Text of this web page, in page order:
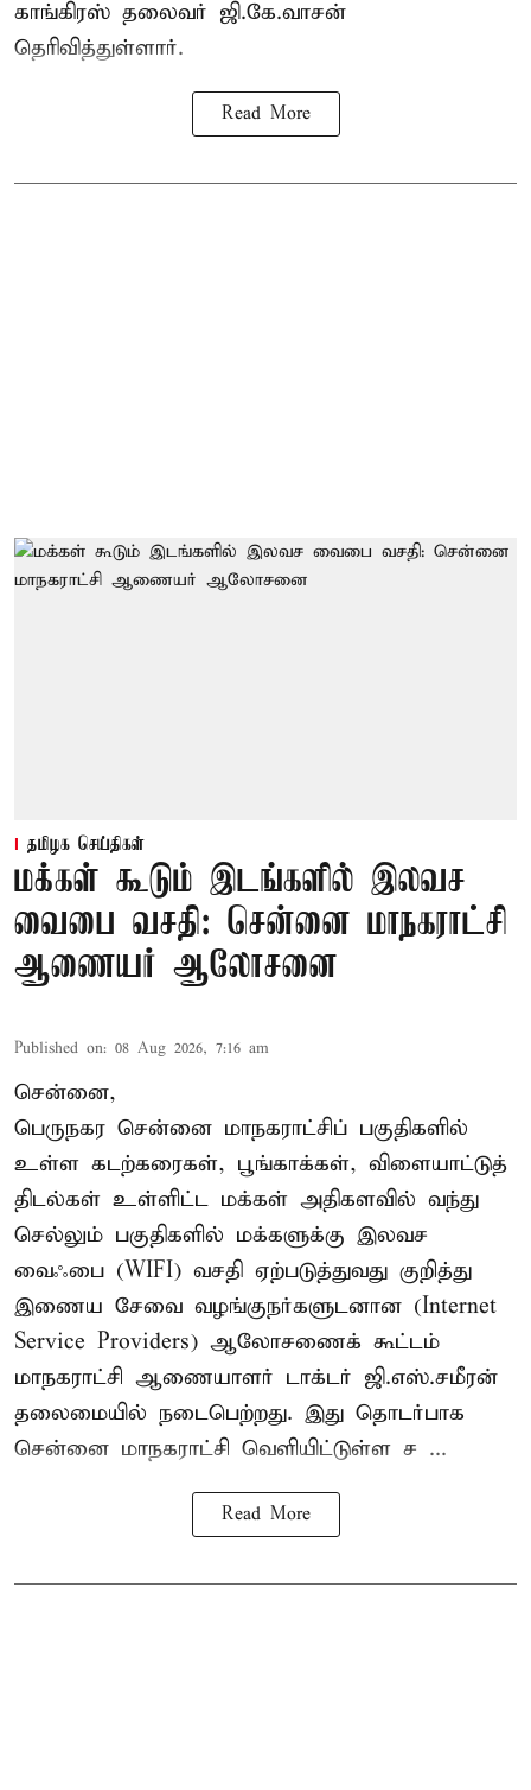
காங்கிரஸ் தலைவர் ஜி.கே.வாசன்
தெரிவித்துள்ளார்.
Read More
தமிழக செய்திகள்
மக்கள் கூடும் இடங்களில் இலவச
வைபை வசதி: சென்னை மாநகராட்சி
ஆணையர் ஆலோசனை
Published on: 08 Aug 2026, 7:16 am
சென்னை,
பெருநகர சென்னை மாநகராட்சிப் பகுதிகளில்
உள்ள கடற்கரைகள், பூங்காக்கள், விளையாட்டுத்
திடல்கள் உள்ளிட்ட மக்கள் அதிகளவில் வந்து
செல்லும் பகுதிகளில் மக்களுக்கு இலவச
வைஃபை (WIFI) வசதி ஏற்படுத்துவது குறித்து
இணைய சேவை வழங்குநர்களுடனான (Internet
Service Providers) ஆலோசணைக் கூட்டம்
மாநகராட்சி ஆணையாளர் டாக்டர் ஜி.எஸ்.சமீரன்
தலைமையில் நடைபெற்றது. இது தொடர்பாக
சென்னை மாநகராட்சி வெளியிட்டுள்ள ச ...
Read More